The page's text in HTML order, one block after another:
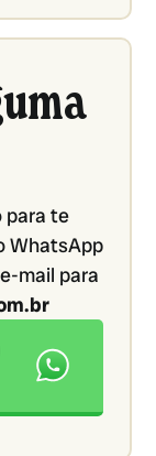
para te
WhatsApp
mail para